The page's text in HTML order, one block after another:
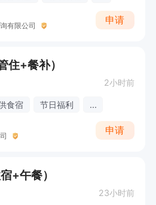
有限公司
申请
住+餐补）
2小时前
食宿 节日福利 ...
申请
+午餐）
23小时前